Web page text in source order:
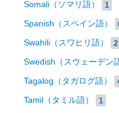
Somali（ソマリ語） 1
Spanish（スペイン語）
Swahili（スワヒリ語） 2
Swedish（スウェーデン
Tagalog（タガログ語）
Tamil（タミル語） 1